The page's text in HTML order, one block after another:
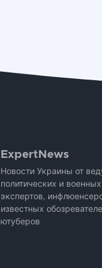
ExpertNews
Новости Украины от
политических и военных
экспертов,
известных
ютуберов